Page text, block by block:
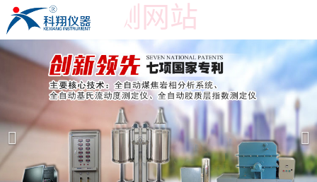
世界杯预测网站
世界杯预测网站
产品展示 ＞
焦炭高温性能检测系统
焦化行业检测及优化配煤设备
公司简介
世界杯预测网站